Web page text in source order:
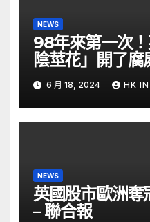
NEWS
98年來第一次
陰莖花」開了腐
ETtoday
6 月 18, 2024 HK
NEWS
英國股市歐洲奪
– 聯合報